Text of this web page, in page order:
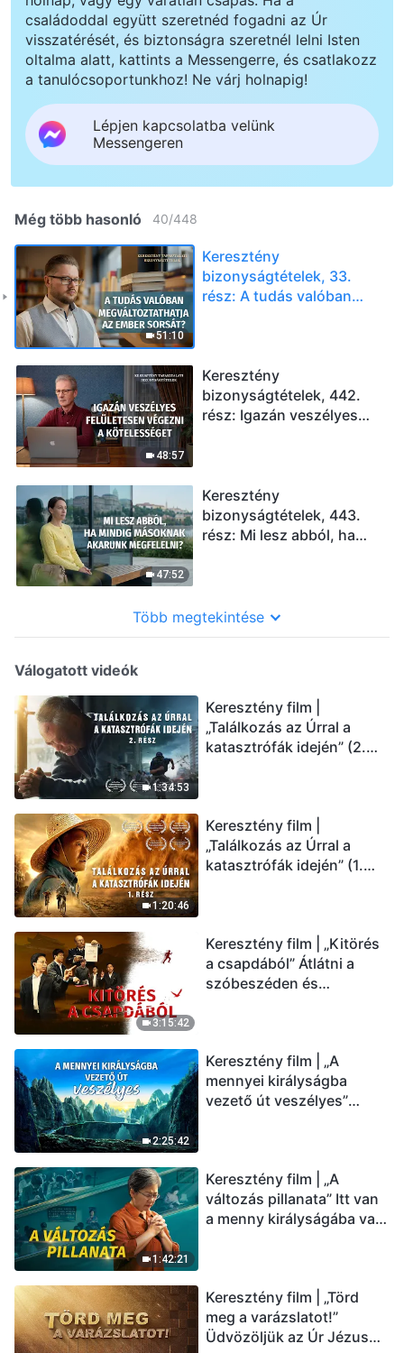
családoddal együtt szeretnéd fogadni az Úr
visszatérését, és biztonságra szeretnél lelni Isten
oltalma alatt, kattints a Messengerre, és csatlakozz
a tanulócsoportunkhoz! Ne várj holnapig!
Lépjen kapcsolatba velünk
Messengeren
Még több hasonló 40/448
51:10
Keresztény
bizonyságtételek, 33.
rész: A tudás valóban
48:57
Keresztény
bizonyságtételek, 442.
rész: Igazán veszélyes
47:52
Keresztény
bizonyságtételek, 443.
rész: Mi lesz abból, ha
Több megtekintése
Válogatott videók
1:34:53
Keresztény film |
„Találkozás az Úrral a
katasztrófák idején” (2.
országába? (Magyar
szinkron)
1:20:46
Keresztény film |
„Találkozás az Úrral a
katasztrófák idején” (1.
3:15:42
Keresztény film | „Kitörés
a csapdából” Átlátni a
szóbeszéden és
2:25:42
Keresztény film | „A
mennyei királyságba
vezető út veszélyes”
1:42:21
Keresztény film | „A
változás pillanata” Itt van
a menny királyságába való
Keresztény film | „Törd
meg a varázslatot!”
Üdvözöljük az Úr Jézus